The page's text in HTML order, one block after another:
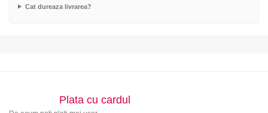
Cat dureaza livrarea?
Plata cu cardul